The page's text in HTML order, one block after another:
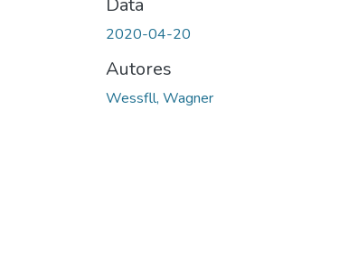
2020-04-20
Autores
Wessfll, Wagner